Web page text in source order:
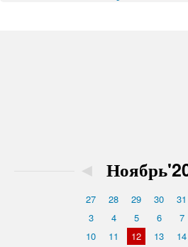
◄
27 28 29 30 31
3
4 5 6 7
10
11 12 13 14